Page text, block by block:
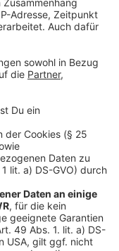
Thema:
in der